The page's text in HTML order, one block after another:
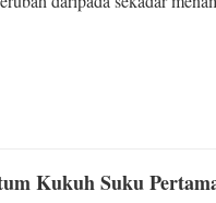
sambil membina
Kukuh Suku